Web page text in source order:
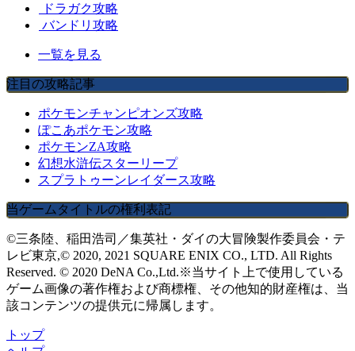
ドラガク攻略
バンドリ攻略
一覧を見る
注目の攻略記事
ポケモンチャンピオンズ攻略
ぽこあポケモン攻略
ポケモンZA攻略
幻想水滸伝スターリープ
スプラトゥーンレイダース攻略
当ゲームタイトルの権利表記
©三条陸、稲田浩司／集英社・ダイの大冒険製作委員会・テ
レビ東京,© 2020, 2021 SQUARE ENIX CO., LTD. All Rights
Reserved. © 2020 DeNA Co.,Ltd.※当サイト上で使用している
ゲーム画像の著作権および商標権、その他知的財産権は、当
該コンテンツの提供元に帰属します。
トップ